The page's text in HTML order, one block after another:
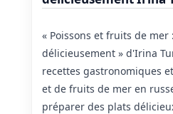
« Poissons et fruits de mer
délicieusement » d'Irina
recettes gastronomiques
et de fruits de mer en
préparer des plats